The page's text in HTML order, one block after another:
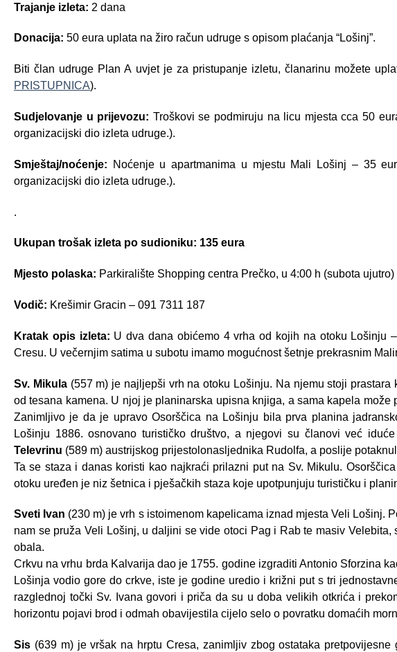
Trajanje izleta: 2 dana
Donacija: 50 eura uplata na žiro račun udruge s opisom plaćanja “Lošinj”.
Biti član udruge Plan A uvjet je za pristupanje izletu, članarinu možete
PRISTUPNICA).
Sudjelovanje u prijevozu: Troškovi se podmiruju na licu mjesta cca 50
organizacijski dio izleta udruge.).
Smještaj/noćenje: Noćenje u apartmanima u mjestu Mali Lošinj – 35
organizacijski dio izleta udruge.).
.
Ukupan trošak izleta po sudioniku: 135 eura
Mjesto polaska: Parkiralište Shopping centra Prečko, u 4:00 h (subota ujutro)
Vodič: Krešimir Gracin – 091 7311 187
Kratak opis izleta: U dva dana obićemo 4 vrha od kojih na otoku Lošinju
Cresu. U večernjim satima u subotu imamo mogućnost šetnje prekrasnim
Sv. Mikula(557 m) je najljepši vrh na otoku Lošinju. Na njemu stoji prastara
od tesana kamena. U njoj je planinarska upisna knjiga, a sama kapela
Zanimljivo je da je upravo Osorščica na Lošinju bila prva planina
Lošinju 1886. osnovano turističko društvo, a njegovi su članovi već
Televrinu (589 m) austrijskog prijestolonasljednika Rudolfa, a poslije
Ta se staza i danas koristi kao najkraći prilazni put na Sv. Mikulu.
otoku uređen je niz šetnica i pješačkih staza koje upotpunjuju turističku i
Sveti Ivan (230 m) je vrh s istoimenom kapelicama iznad mjesta Veli Lošinj.
nam se pruža Veli Lošinj, u daljini se vide otoci Pag i Rab te masiv
obala.
Crkvu na vrhu brda Kalvarija dao je 1755. godine izgraditi Antonio Sforzina
Lošinja vodio gore do crkve, iste je godine uredio i križni put s tri
razglednoj točki Sv. Ivana govori i priča da su u doba velikih otkrića i
horizontu pojavi brod i odmah obavijestila cijelo selo o povratku domaćih
Sis (639 m) je vršak na hrptu Cresa, zanimljiv zbog ostataka